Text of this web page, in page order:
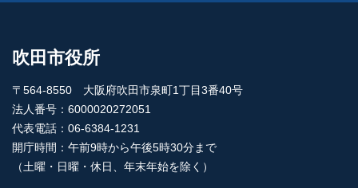
吹田市役所
〒564-8550 大阪府吹田市泉町1丁目3番40号
法人番号：6000020272051
代表電話：06-6384-1231
開庁時間：午前9時から午後5時30分まで
（土曜・日曜・休日、年末年始を除く）